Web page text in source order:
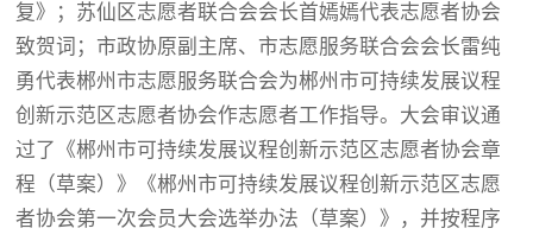
复》；苏仙区志愿者联合会会长首嫣嫣代表志愿者协会
致贺词；市政协原副主席、市志愿服务联合会会长雷纯
勇代表郴州市志愿服务联合会为郴州市可持续发展议程
创新示范区志愿者协会作志愿者工作指导。大会审议通
过了《郴州市可持续发展议程创新示范区志愿者协会章
程（草案）》《郴州市可持续发展议程创新示范区志愿
者协会第一次会员大会选举办法（草案）》，并按程序